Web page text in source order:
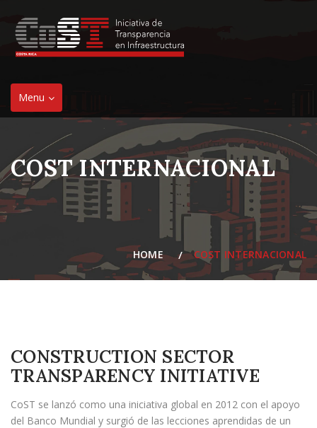
Toggle
navigation
Menu
COST INTERNACIONAL
HOME COST INTERNACIONAL
CONSTRUCTION SECTOR
TRANSPARENCY INITIATIVE
CoST se lanzó como una iniciativa global en 2012 con el apoyo
del Banco Mundial y surgió de las lecciones aprendidas de un